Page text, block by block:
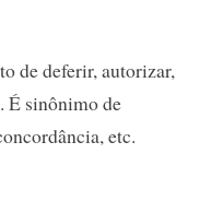
de deferir, autorizar,
É sinônimo de
etc.